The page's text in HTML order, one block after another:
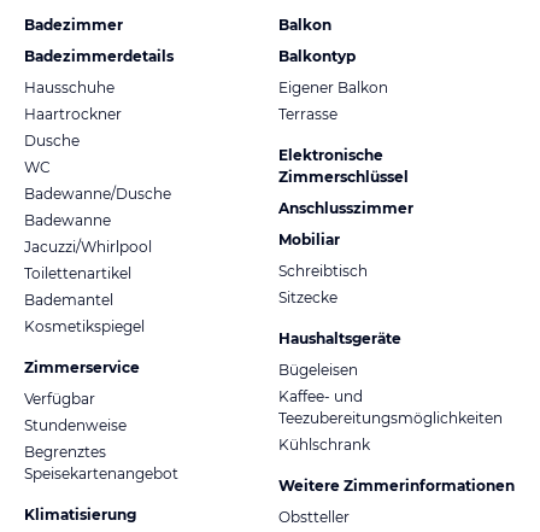
Badezimmer
Badezimmerdetails
Hausschuhe
Haartrockner
Dusche
WC
Badewanne/Dusche
Badewanne
Jacuzzi/Whirlpool
Toilettenartikel
Bademantel
Kosmetikspiegel
Zimmerservice
Verfügbar
Stundenweise
Begrenztes
Speisekartenangebot
Klimatisierung
Balkon
Balkontyp
Eigener Balkon
Terrasse
Elektronische
Zimmerschlüssel
Anschlusszimmer
Mobiliar
Schreibtisch
Sitzecke
Haushaltsgeräte
Bügeleisen
Kaffee- und
Teezubereitungsmöglichkeiten
Kühlschrank
Weitere Zimmerinformationen
Obstteller